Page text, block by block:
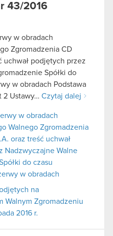
43/2016
w obradach
Zgromadzenia CD
uchwał podjętych przez
Spółki do
w obradach Podstawa
2 Ustawy… Czytaj dalej
w obradach
Walnego Zgromadzenia
oraz treść uchwał
Nadzwyczajne Walne
do czasu
w obradach
na
Walnym Zgromadzeniu
2016 r.